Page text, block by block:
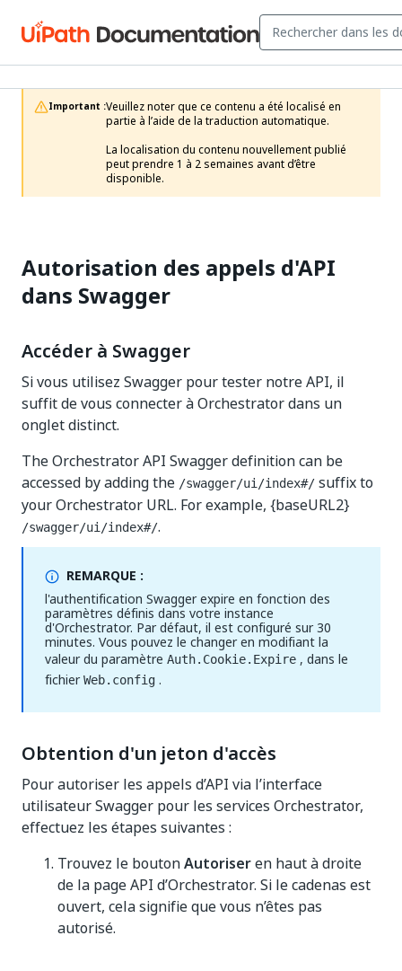
Important :Veuillez noter que ce contenu a été localisé en
partie à l’aide de la traduction automatique.
La localisation du contenu nouvellement publié
peut prendre 1 à 2 semaines avant d’être
disponible.
Autorisation des appels d'API
dans Swagger
Accéder à Swagger
Si vous utilisez Swagger pour tester notre API, il
suffit de vous connecter à Orchestrator dans un
onglet distinct.
The Orchestrator API Swagger definition can be
accessed by adding the /swagger/ui/index#/ suffix to
your Orchestrator URL. For example, {baseURL2}
/swagger/ui/index#/.
REMARQUE :
l'authentification Swagger expire en fonction des
paramètres définis dans votre instance
d'Orchestrator. Par défaut, il est configuré sur 30
minutes. Vous pouvez le changer en modifiant la
valeur du paramètre Auth.Cookie.Expire , dans le
fichierWeb.config .
Obtention d'un jeton d'accès
Pour autoriser les appels d’API via l’interface
utilisateur Swagger pour les services Orchestrator,
effectuez les étapes suivantes :
Trouvez le boutonAutoriseren haut à droite
de la page API d’Orchestrator. Si le cadenas est
ouvert, cela signifie que vous n’êtes pas
autorisé.